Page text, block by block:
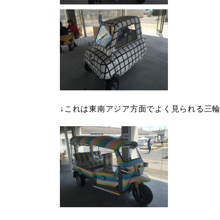
↓これは東南アジア方面でよく見られる三輪